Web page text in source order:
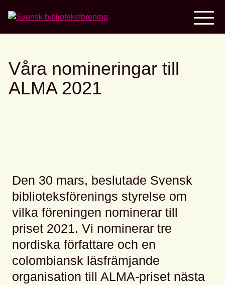
Våra nomineringar till
ALMA 2021
Den 30 mars, beslutade Svensk
biblioteksförenings styrelse om
vilka föreningen nominerar till
priset 2021. Vi nominerar tre
nordiska författare och en
colombiansk läsfrämjande
organisation till ALMA-priset nästa